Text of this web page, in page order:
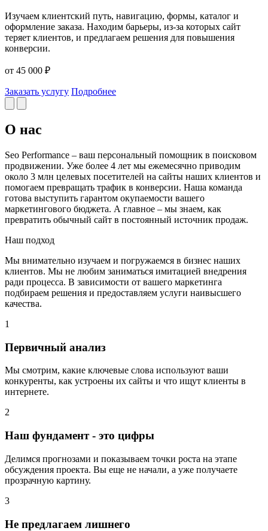
Изучаем клиентский путь, навигацию, формы, каталог и
оформление заказа. Находим барьеры, из-за которых сайт
теряет клиентов, и предлагаем решения для повышения
конверсии.
от 45 000 ₽
Заказать услугу Подробнее
О нас
Seo Performance – ваш персональный помощник в поисковом
продвижении. Уже более 4 лет мы ежемесячно приводим
около 3 млн целевых посетителей на сайты наших клиентов и
помогаем превращать трафик в конверсии. Наша команда
готова выступить гарантом окупаемости вашего
маркетингового бюджета. А главное – мы знаем, как
превратить обычный сайт в постоянный источник продаж.
Наш подход
Мы внимательно изучаем и погружаемся в бизнес наших
клиентов. Мы не любим заниматься имитацией внедрения
ради процесса. В зависимости от вашего маркетинга
подбираем решения и предоставляем услуги наивысшего
качества.
1
Первичный анализ
Мы смотрим, какие ключевые слова используют ваши
конкуренты, как устроены их сайты и что ищут клиенты в
интернете.
2
Наш фундамент - это цифры
Делимся прогнозами и показываем точки роста на этапе
обсуждения проекта. Вы еще не начали, а уже получаете
прозрачную картину.
3
Не предлагаем лишнего